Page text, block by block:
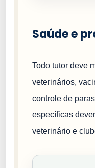
Saúde e
Todo tutor deve
veterinários,
controle de
específicas
veterinário e